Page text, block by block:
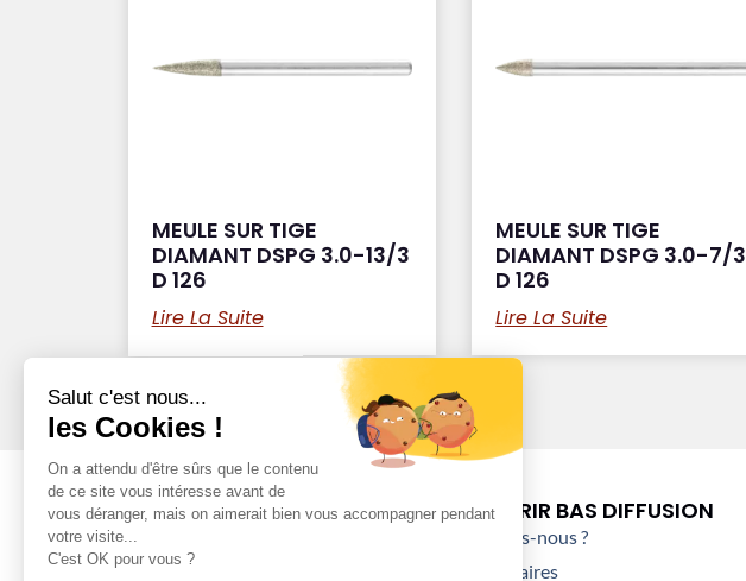
MEULE SUR TIGE
DIAMANT DSPG 3.0-13/3
D 126
Lire La Suite
MEULE SUR TIGE
DIAMANT DSPG 3.0-7/3
D 126
Lire La Suite
DÉCOUVRIR BAS DIFFUSION
Qui sommes-nous ?
Nos partenaires